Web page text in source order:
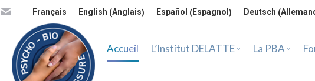
Français English (Anglais) Español (Espagnol ) Deutsch (
Accueil L’Institut DELATTE La PBA
Accueil L’Institut DELATTE La PBA